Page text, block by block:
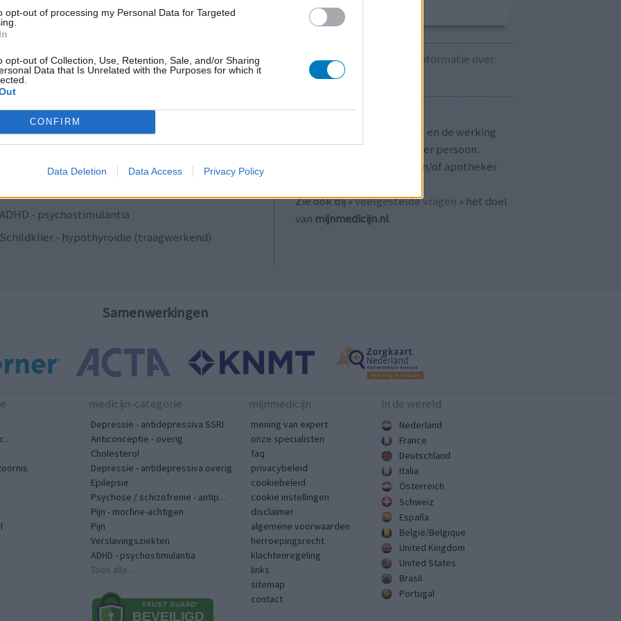
opt-out of processing my Personal Data for Targeted
opt-out of Collection, Use, Retention, Sale, and/or Sharing
Data that Is Unrelated with the Purposes for which it
CONFIRM
Data Deletion Data Access Privacy Policy
Antibiotica - penicillines breedspectrum
Verslavingsziekten
Diabetes (suikerziekte) - orale middelen
Anticonceptie - overig
Depressie - antidepressiva SSRI
ADHD - psychostimulantia
Bloeddruk - calciumantagonisten
Antibiotica - penicillines breedspectrum
ADHD - psychostimulantia
Schildklier - hypothyroidie (traagwerkend)
Kijk hier voor informatie over
LET OP!
Ervaringen zijn persoonlijk en de werking
van medicijnen verschilt per persoon.
Raadpleeg altijd uw arts en/of apotheker
Zie ook bij «veelgestelde vragen » het doel
van mijnmedicijn.nl.
Samenwerkingen
medicijn-categorie
Depressie - antidepressiva SSRI
Anticonceptie - overig
Cholesterol
Depressie - antidepressiva overig
Epilepsie
Psychose / schizofrenie - antip...
Pijn - morfine-achtigen
Pijn
Verslavingsziekten
ADHD - psychostimulantia
Toon alle...
mijnmedicijn
mening van expert
onze specialisten
faq
privacybeleid
cookiebeleid
cookie instellingen
disclaimer
algemene voorwaarden
herroepingsrecht
klachtenregeling
links
sitemap
contact
in de wereld
Nederland
France
Deutschland
Italia
Österreich
Schweiz
España
België/Belgique
United Kingdom
United States
Brasil
Portugal